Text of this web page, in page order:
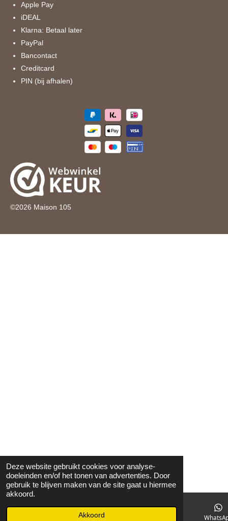
Deze website gebruikt cookies voor analyse-
doeleinden en/of het tonen van advertenties. Door
gebruik te blijven maken van de site gaat u hiermee
akkoord.
Akkoord
Apple Pay
iDEAL
Klarna: Betaal later
PayPal
Bancontact
Creditcard
PIN (bij afhalen)
©2026 Maison 105